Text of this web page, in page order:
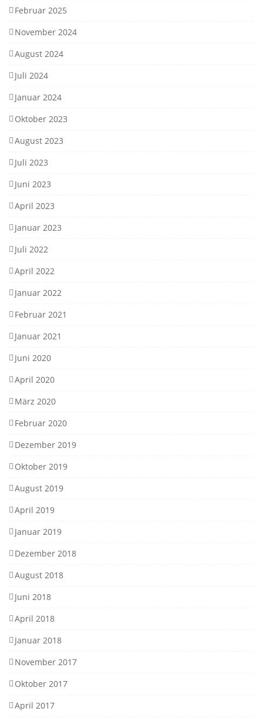
Februar 2025
November 2024
August 2024
Juli 2024
Januar 2024
Oktober 2023
August 2023
Juli 2023
Juni 2023
April 2023
Januar 2023
Juli 2022
April 2022
Januar 2022
Februar 2021
Januar 2021
Juni 2020
April 2020
März 2020
Februar 2020
Dezember 2019
Oktober 2019
August 2019
April 2019
Januar 2019
Dezember 2018
August 2018
Juni 2018
April 2018
Januar 2018
November 2017
Oktober 2017
April 2017